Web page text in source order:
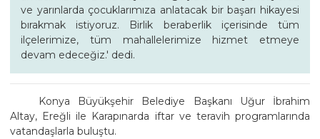
ve yarınlarda çocuklarımıza anlatacak bir başarı hikayesi
bırakmak istiyoruz. Birlik beraberlik içerisinde tüm
ilçelerimize, tüm mahallelerimize hizmet etmeye
devam edeceğiz.' dedi.
Konya Büyükşehir Belediye Başkanı Uğur İbrahim
Altay, Ereğli ile Karapınarda iftar ve teravih programlarında
vatandaşlarla buluştu.